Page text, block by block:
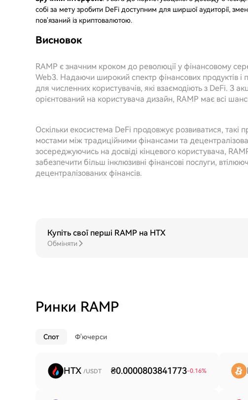
собі за мету зробити DeFi доступним для ширшої аудиторії,
пов'язаний із криптовалютою.
Висновок
RAMP є значним кроком до революції у фінансовому
Web3. Надаючи широкий спектр фінансових продуктів і
для численних користувачів, які взаємодіють з DeFi. З
орієнтований на користувача дизайн, RAMP має всі
Оскільки екосистема DeFi продовжує розвиватися, такі
мостами між традиційними фінансами та
зосереджуючись на досвіді кінцевого користувача,
забезпечити більш інклюзивні фінансові послуги,
децентралізованих фінансів.
Купіть свої перші RAMP на HTX
Обміняти
Ринки RAMP
Спот Ф'ючерси
HTX /USDT ₴0.0000803841773-0.16%